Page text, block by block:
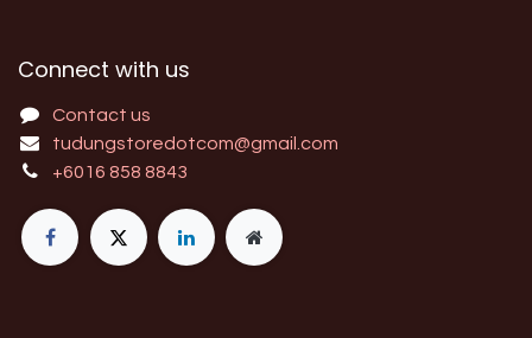
Connect with us
Contact us
tudungstoredotcom@gmail.com
+6016 858 8843